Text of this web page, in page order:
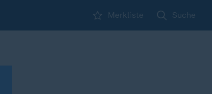
Merkliste Suche